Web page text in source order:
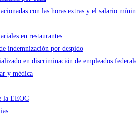
con las horas extras y el salario
en restaurantes
indemnización por despido
en discriminación de empleados
y médica
la EEOC